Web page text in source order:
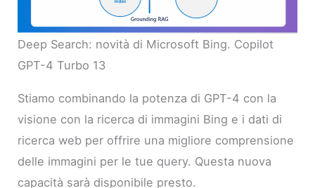
Deep Search: novità di Microsoft Bing. Copilot
GPT-4 Turbo 13
Stiamo combinando la potenza di GPT-4 con la
visione con la ricerca di immagini Bing e i dati di
ricerca web per offrire una migliore comprensione
delle immagini per le tue query. Questa nuova
capacità sarà disponibile presto.